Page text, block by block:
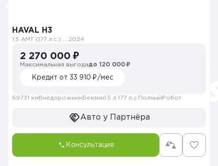
HAVAL H3
2024
2 270 000 ₽
Максимальная выгодадо 120 000 ₽
Кредит от 33 910 ₽/мес
69731 км Внедорожник Бензин1.5 л. 177 л.с. Полный Робот
Авто у Партнёра
Консультация